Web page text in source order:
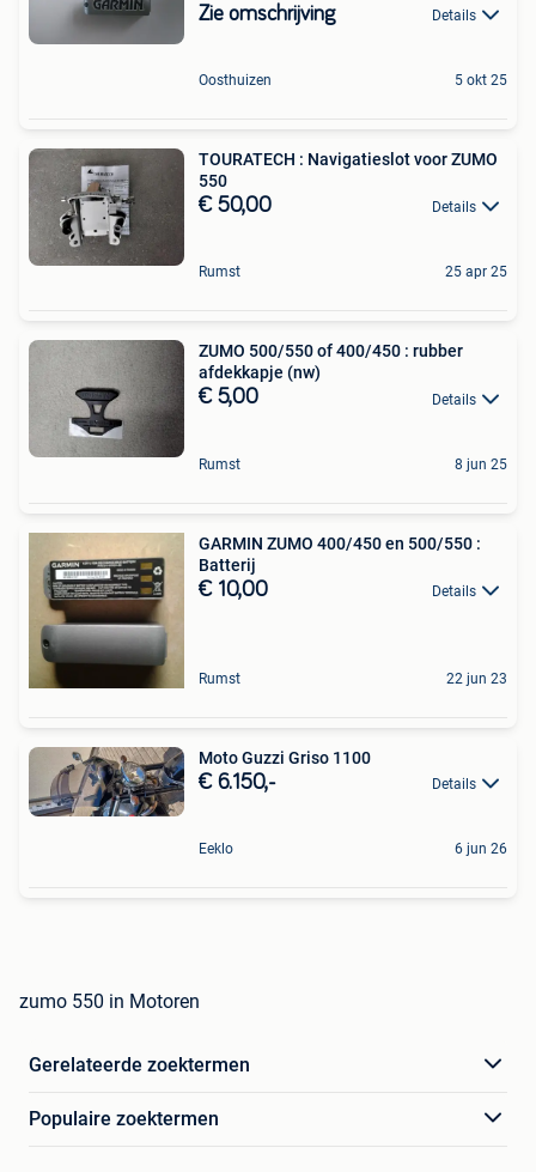
Zie omschrijving Details
Oosthuizen 5 okt 25
TOURATECH : Navigatieslot voor ZUMO
550
€ 50,00 Details
Rumst 25 apr 25
ZUMO 500/550 of 400/450 : rubber
afdekkapje (nw)
€ 5,00 Details
Rumst 8 jun 25
GARMIN ZUMO 400/450 en 500/550 :
Batterij
€ 10,00 Details
Rumst 22 jun 23
Moto Guzzi Griso 1100
€ 6.150,- Details
Eeklo 6 jun 26
zumo 550 in Motoren
Gerelateerde zoektermen
Populaire zoektermen